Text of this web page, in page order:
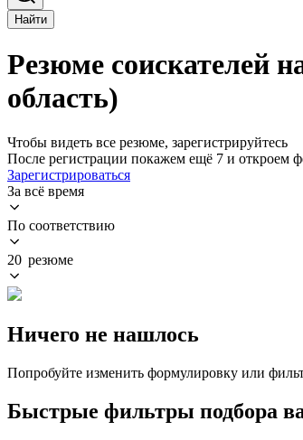
Найти
Резюме соискателей
область)
Чтобы видеть все резюме, зарегистрируйтесь
После регистрации покажем ещё 7 и откроем
Зарегистрироваться
За всё время
По соответствию
20 резюме
Ничего не нашлось
Попробуйте изменить формулировку или
Быстрые фильтры подбора